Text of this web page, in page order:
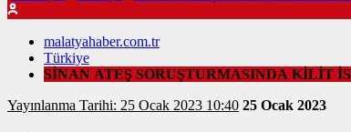
malatyahaber.com.tr
Türkiye
SİNAN ATEŞ SORUŞTURMASINDA KİLİT
Yayınlanma Tarihi: 25 Ocak 2023 10:40 25 Ocak 2023